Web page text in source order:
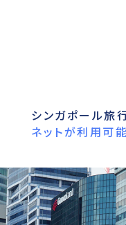
シンガポール旅
ネットが利用可